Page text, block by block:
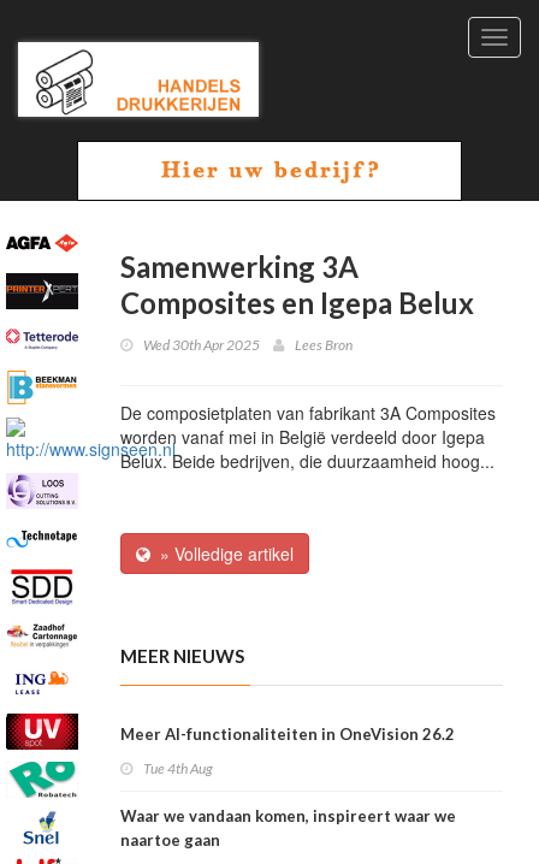
Samenwerking 3A
Composites en Igepa Belux
Wed 30th Apr 2025 Lees Bron
De composietplaten van fabrikant 3A Composites
worden vanaf mei in België verdeeld door Igepa
Belux. Beide bedrijven, die duurzaamheid hoog...
» Volledige artikel
MEER NIEUWS
Meer AI-functionaliteiten in OneVision 26.2
Tue 4th Aug
Waar we vandaan komen, inspireert waar we
naartoe gaan